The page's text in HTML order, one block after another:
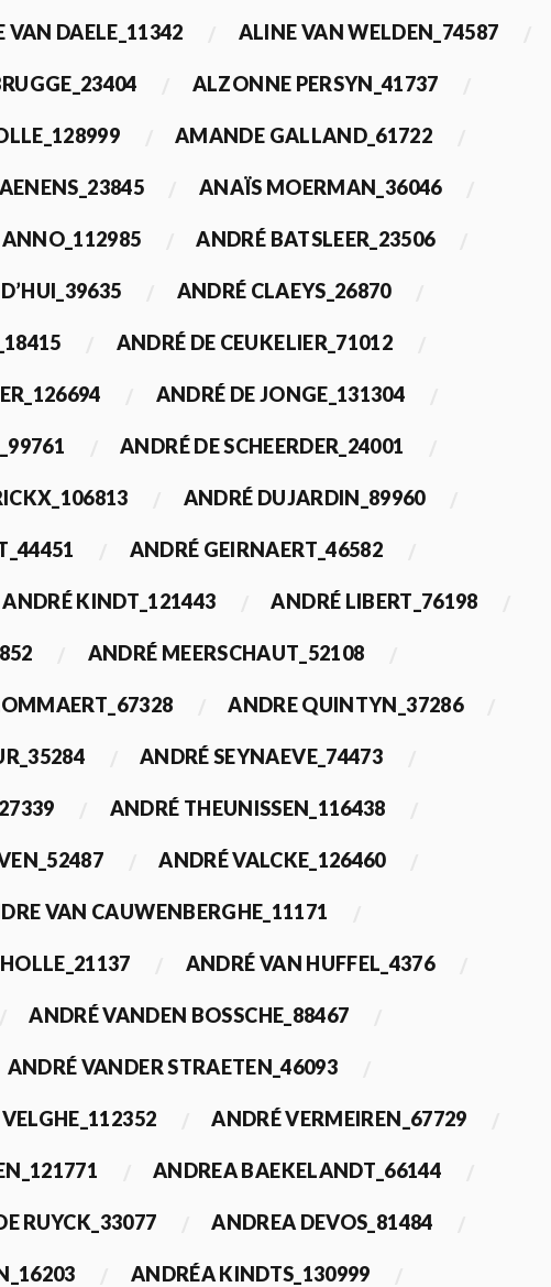
VAN DAELE_11342 ALINE VAN WELDEN_74587
ALZONNE PERSYN_41737
AMANDE GALLAND_61722
ANAÏS MOERMAN_36046
ANDRÉ BATSLEER_23506
ANDRÉ CLAEYS_26870
ANDRÉ DE CEUKELIER_71012
ANDRÉ DE JONGE_131304
ANDRÉ DE SCHEERDER_24001
ANDRÉ DUJARDIN_89960
ANDRÉ GEIRNAERT_46582
ANDRÉ KINDT_121443 ANDRÉ LIBERT_76198
ANDRÉ MEERSCHAUT_52108
ANDRE QUINTYN_37286
ANDRÉ SEYNAEVE_74473
ANDRÉ THEUNISSEN_116438
ANDRÉ VALCKE_126460
VAN CAUWENBERGHE_11171
ANDRÉ VAN HUFFEL_4376
ANDRÉ VANDEN BOSSCHE_88467
ANDRÉ VANDER STRAETEN_46093
ANDRÉ VERMEIREN_67729
ANDREA BAEKELANDT_66144
RUYCK_33077 ANDREA DEVOS_81484
ANDRÉA KINDTS_130999